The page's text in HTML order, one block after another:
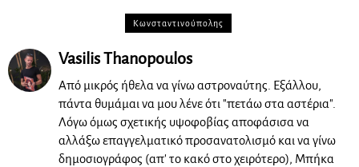
Κωνσταντινούπολης
Vasilis Thanopoulos
Από μικρός ήθελα να γίνω αστροναύτης. Εξάλλου,
πάντα θυμάμαι να μου λένε ότι "πετάω στα αστέρια".
Λόγω όμως σχετικής υψοφοβίας αποφάσισα να
αλλάξω επαγγελματικό προσανατολισμό και να γίνω
δημοσιογράφος (απ' το κακό στο χειρότερο), Μπήκα